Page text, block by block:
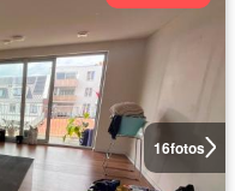
16fotos